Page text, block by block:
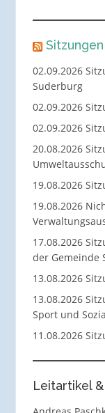
02.09.2026
Suderburg
02.09.2026
02.09.2026
20.08.2026
19.08.2026
19.08.2026
17.08.2026
der Gemeinde
13.08.2026
13.08.2026
Sport und
11.08.2026
Leitartikel